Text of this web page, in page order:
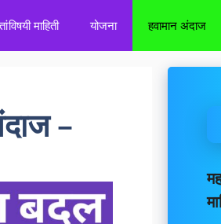
माहिती योजना हवामान अंदाज
–